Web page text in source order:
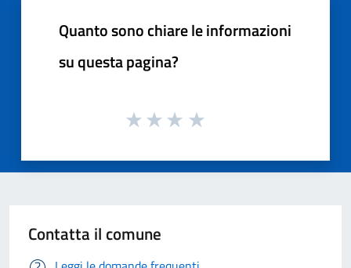
Quanto sono chiare le informazioni
su questa pagina?
Contatta il comune